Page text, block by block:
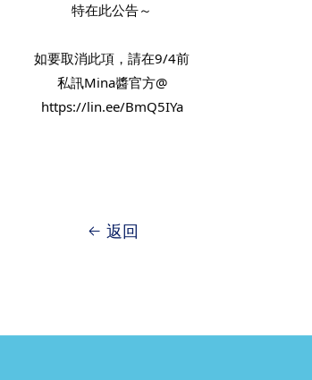
特在此公告～
如要取消此項，請在9/4前
私訊Mina醬官方@
https://lin.ee/BmQ5IYa
返回